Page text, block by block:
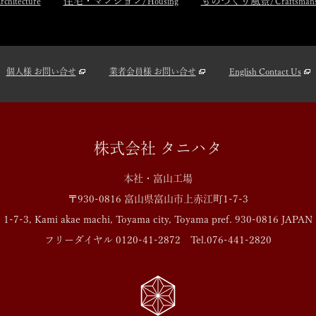
個人様 お問い合せ 業者会員様 お問い合せ English Contact Us
株式会社 タニハタ
本社・富山工場
〒930-0816 富山県富山市上赤江町1-7-3
1-7-3, Kami akae machi, Toyama city, Toyama pref. 930-0816 JAPAN
フリーダイヤル 0120-41-2872 Tel.076-441-2820